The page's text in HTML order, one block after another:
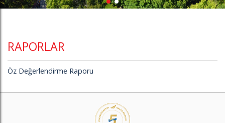
RAPORLAR
Öz Değerlendirme Raporu